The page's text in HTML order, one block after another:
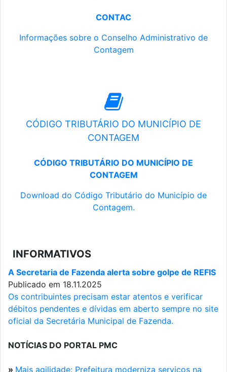
CONTAC
Informações sobre o Conselho Administrativo de
Contagem
CÓDIGO TRIBUTÁRIO DO MUNICÍPIO DE
CONTAGEM
CÓDIGO TRIBUTÁRIO DO MUNICÍPIO DE
CONTAGEM
Download do Código Tributário do Município de
Contagem.
INFORMATIVOS
A Secretaria de Fazenda alerta sobre golpe de REFIS
Publicado em 18.11.2025
Os contribuintes precisam estar atentos e verificar
débitos pendentes e dívidas em aberto sempre no site
oficial da Secretária Municipal de Fazenda.
NOTÍCIAS DO PORTAL PMC
» Mais agilidade: Prefeitura moderniza serviços na